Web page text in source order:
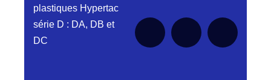
plastiques Hypertac
série D : DA, DB et
DC